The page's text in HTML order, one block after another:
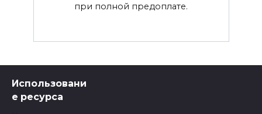
при полной предоплате.
Использовани
е ресурса